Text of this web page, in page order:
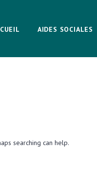
AIDES SOCIALES
searching can help.